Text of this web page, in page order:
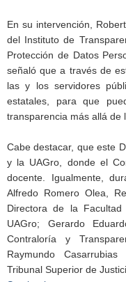
En su intervención,
del Instituto de
Protección de Datos
señaló que a través de
las y los servidores
estatales, para que
transparencia más allá de
Cabe destacar, que este
y la UAGro, donde el
docente. Igualmente,
Alfredo Romero Olea,
Directora de la
UAGro; Gerardo
Contraloría y
Raymundo
Tribunal Superior de